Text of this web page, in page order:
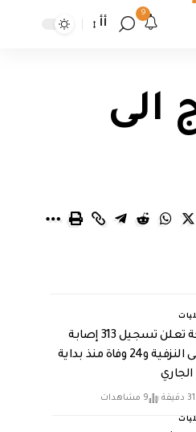
9
أأ
الى
الصحة تعلن تسجيل 313 إصابة
بالحمى النزفية و24 وفاة منذ بداية
الجاري
9 مشاهدات